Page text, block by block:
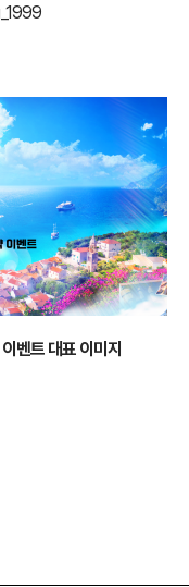
벤트 대표 이미지